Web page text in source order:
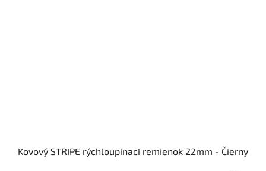
Kovový STRIPE rýchloupínací remienok 22mm - Čierny